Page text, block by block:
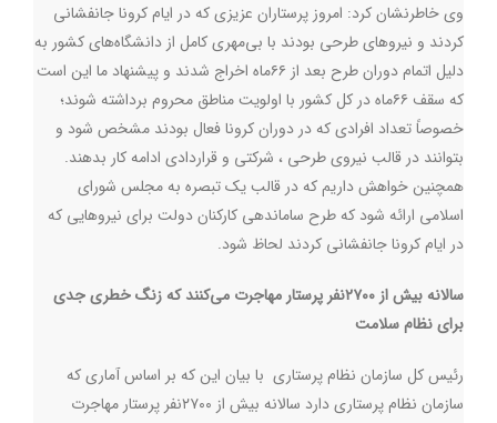
وی خاطرنشان کرد: امروز پرستاران عزیزی که در ایام کرونا جانفشانی
کردند و نیروهای طرحی بودند با بی‌مهری کامل از دانشگاه‌های کشور به
دلیل اتمام دوران طرح بعد از ۶۶ماه اخراج شدند و پیشنهاد ما این است
که سقف ۶۶ماه در کل کشور با اولویت مناطق محروم برداشته شوند؛
خصوصاً تعداد افرادی که در دوران کرونا فعال بودند مشخص شود و
بتوانند در قالب نیروی طرحی ، شرکتی و قراردادی ادامه کار بدهند.
همچنین خواهش داریم که در قالب یک تبصره به مجلس شورای
اسلامی ارائه شود که طرح ساماندهی کارکنان دولت برای نیروهایی که
در ایام کرونا جانفشانی کردند لحاظ شود.
سالانه بیش از ۲۷۰۰نفر پرستار مهاجرت می‌کنند که زنگ خطری جدی
برای نظام سلامت
رئیس کل سازمان نظام پرستاری با بیان این که بر اساس آماری که
سازمان نظام پرستاری دارد سالانه بیش از ۲۷۰۰نفر پرستار مهاجرت